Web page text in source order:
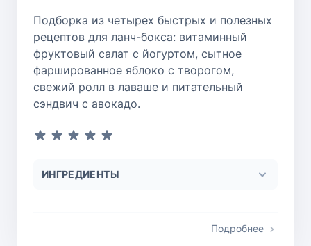
Подборка из четырех быстрых и полезных
рецептов для ланч-бокса: витаминный
фруктовый салат с йогуртом, сытное
фаршированное яблоко с творогом,
свежий ролл в лаваше и питательный
сэндвич с авокадо.
ИНГРЕДИЕНТЫ
Подробнее